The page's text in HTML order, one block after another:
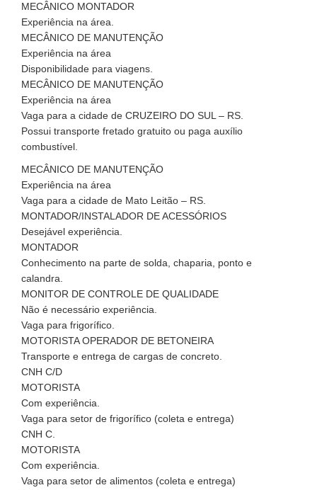
MECÂNICO MONTADOR
Experiência na área.
MECÂNICO DE MANUTENÇÃO
Experiência na área
Disponibilidade para viagens.
MECÂNICO DE MANUTENÇÃO
Experiência na área
Vaga para a cidade de CRUZEIRO DO SUL – RS.
Possui transporte fretado gratuito ou paga auxílio
combustível.
MECÂNICO DE MANUTENÇÃO
Experiência na área
Vaga para a cidade de Mato Leitão – RS.
MONTADOR/INSTALADOR DE ACESSÓRIOS
Desejável experiência.
MONTADOR
Conhecimento na parte de solda, chaparia, ponto e
calandra.
MONITOR DE CONTROLE DE QUALIDADE
Não é necessário experiência.
Vaga para frigorífico.
MOTORISTA OPERADOR DE BETONEIRA
Transporte e entrega de cargas de concreto.
CNH C/D
MOTORISTA
Com experiência.
Vaga para setor de frigorífico (coleta e entrega)
CNH C.
MOTORISTA
Com experiência.
Vaga para setor de alimentos (coleta e entrega)